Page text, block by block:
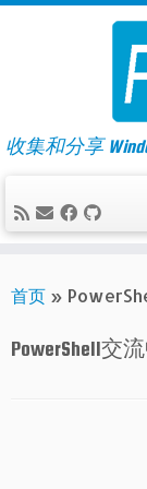
Skip
收集和分享
首页 »
PowerShell交